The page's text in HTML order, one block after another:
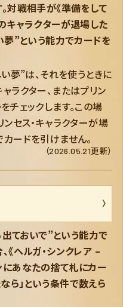
対戦相手が《準備をして
キャラクターが退場した
夢”という能力でカードを
い夢”は、それを使うときに
ラクター、またはプリン
チェックします。この場
ンセス・キャラクターが場
ードを引けません。
（2026.05.21更新）
ておいで”という能力で
《ヘルガ・シンクレア –
にあなたの捨て札にカー
ら」という条件で数えら